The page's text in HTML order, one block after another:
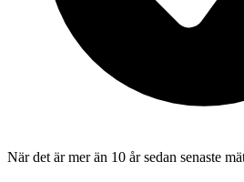
När det är mer än 10 år sedan senaste